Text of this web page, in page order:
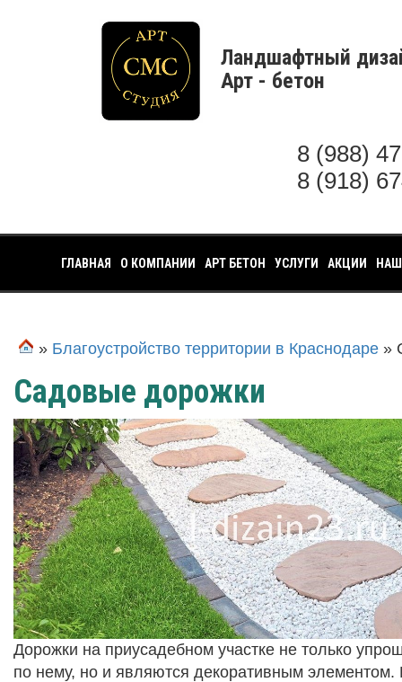
Ландшафтный
Арт - бетон
8 (988)
8 (918)
ГЛАВНАЯ О КОМПАНИИ АРТ БЕТОН УСЛУГИ АКЦИИ
» Благоустройство территории в Краснодаре »
Садовые дорожки
Дорожки на приусадебном участке не только
по нему, но и являются декоративным